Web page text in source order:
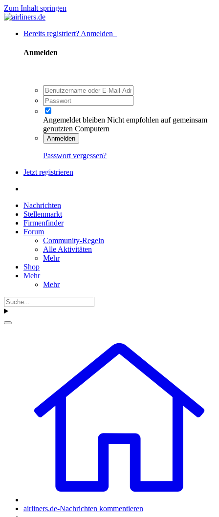
Zum Inhalt springen
Bereits registriert? Anmelden
Anmelden
Angemeldet bleiben Nicht empfohlen auf gemeinsam
genutzten Computern
Anmelden
Passwort vergessen?
Jetzt registrieren
Nachrichten
Stellenmarkt
Firmenfinder
Forum
Community-Regeln
Alle Aktivitäten
Mehr
Shop
Mehr
Mehr
airliners.de-Nachrichten kommentieren